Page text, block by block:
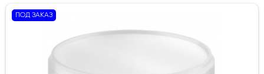
ПОД ЗАКАЗ